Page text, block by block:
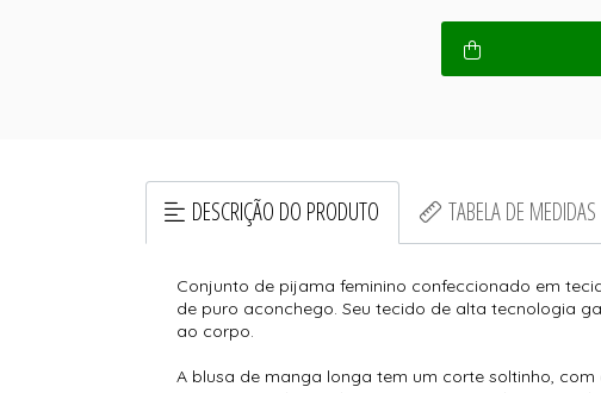
DESCRIÇÃO DO PRODUTO TABELA DE MEDIDAS
Conjunto de pijama feminino confeccionado em
de puro aconchego. Seu tecido de alta tecnologia
ao corpo.
A blusa de manga longa tem um corte soltinho,